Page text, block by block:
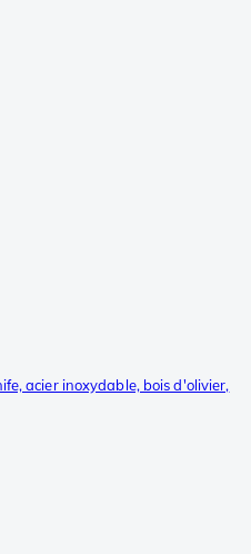
acier inoxydable, bois d'olivier,